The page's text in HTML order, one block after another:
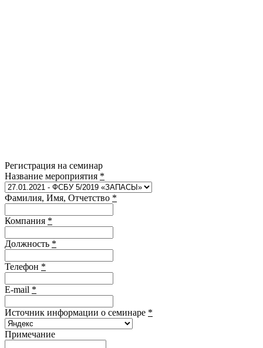
Регистрация на семинар
Название мероприятия *
Фамилия, Имя, Отчетство *
Компания *
Должность *
Телефон *
E-mail *
Источник информации о семинаре *
Примечание